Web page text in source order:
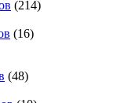
(214)
(16)
(48)